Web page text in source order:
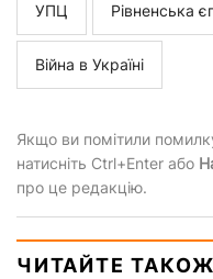
УПЦ Рівненська
Війна в Україні
Якщо ви помітили
натисніть Ctrl+Enter або
про це редакцію.
ЧИТАЙТЕ ТАКОЖ